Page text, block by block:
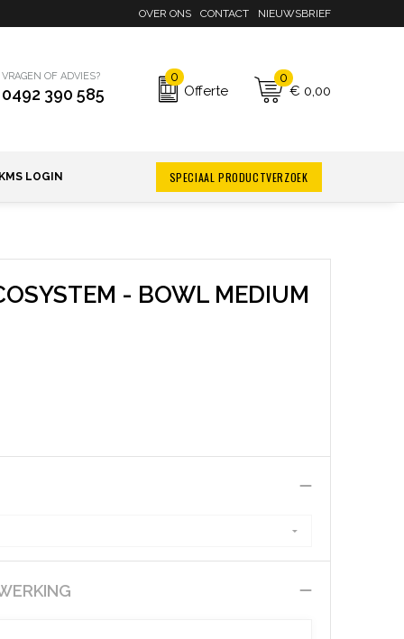
OVER ONS CONTACT NIEUWSBRIEF
VRAGEN OF ADVIES?
0492 390 585
0
Offerte
0
€ 0,00
LOGIN SPECIAAL PRODUCTVERZOEK
- BOWL MEDIUM